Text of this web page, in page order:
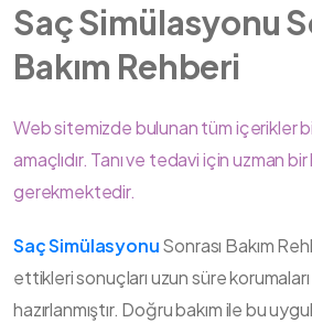
Saç Simülasyonu
Bakım Rehberi
Web sitemizde bulunan tüm içerikler
amaçlıdır. Tanı ve tedavi için uzman
gerekmektedir.
Saç SimülasyonuSonrası Bakım
ettikleri sonuçları uzun süre
hazırlanmıştır. Doğru bakım ile bu